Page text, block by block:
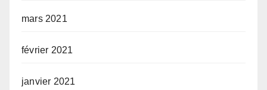
mars 2021
février 2021
janvier 2021